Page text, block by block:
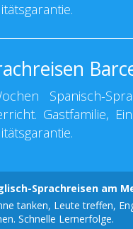
Spanisch-
Gastfamilie,
Sprachreisen am
tanken, Leute treffen,
Schnelle Lernerfolge.